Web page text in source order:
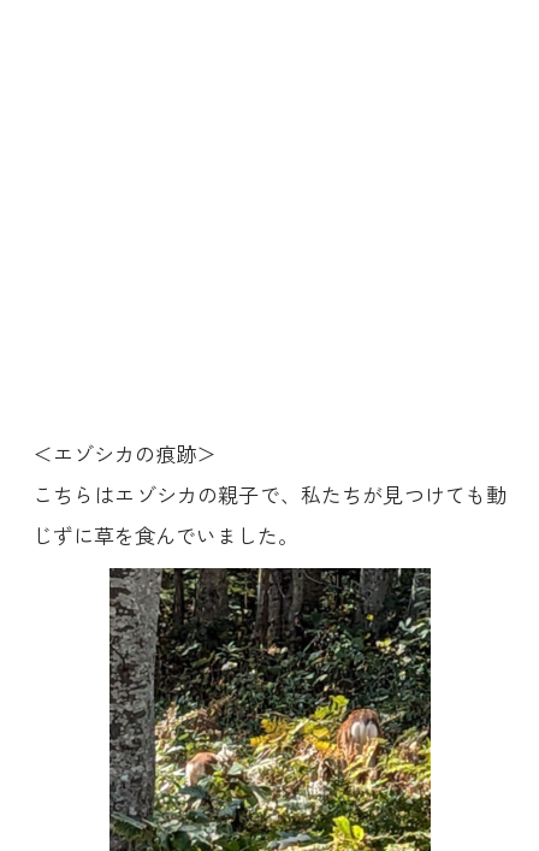
＜エゾシカの痕跡＞
こちらはエゾシカの親子で、私たちが見つけても動
じずに草を食んでいました。